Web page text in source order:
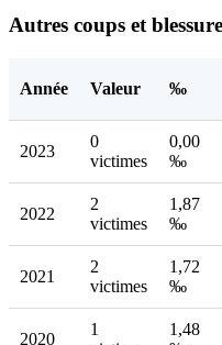
Autres coups et
Année Valeur ‰
2023
0
victimes
0,00
‰
2022
2
victimes
1,87
‰
2021
2
victimes
1,72
‰
2020
1
1,48